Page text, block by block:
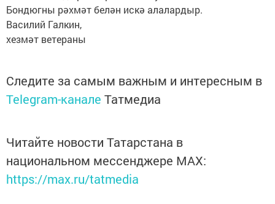
Бондюгны рәхмәт белән искә алалардыр.
Василий Галкин,
хезмәт ветераны
Следите за самым важным и интересным в
Telegram-канале Татмедиа
Читайте новости Татарстана в
национальном мессенджере MАХ:
https://max.ru/tatmedia